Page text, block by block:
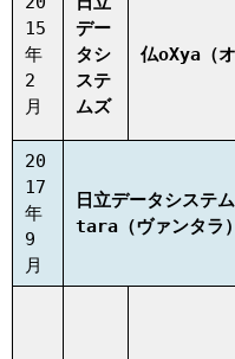
15
年
2
月
デー
タシ
ステ
ムズ
仏oXya（オ
20
17
年
9
月
日立データシステ
tara（ヴァンタラ